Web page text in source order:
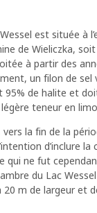
est située à
de Wieliczka,
à partir des
un filon de sel
95% de halite et
teneur en
la fin de la
d’inclure la
qui ne fut
du Lac
20 m de largeur et